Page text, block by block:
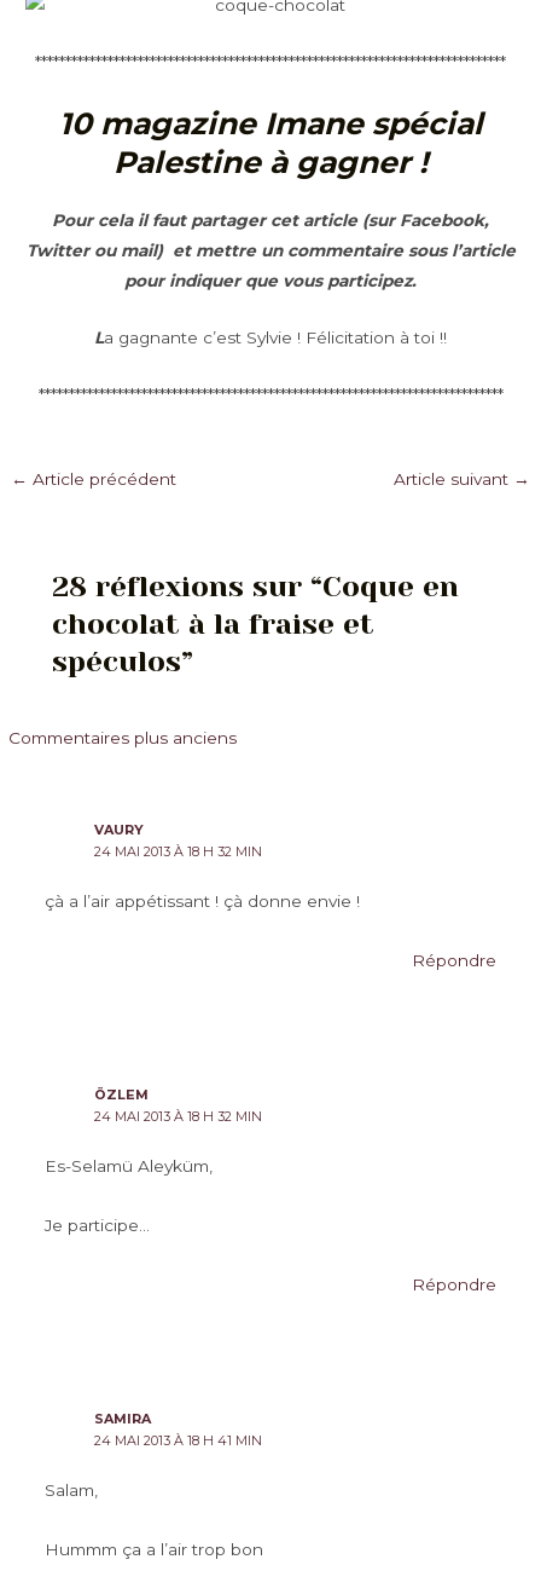
******************************************************************************
10 magazine Imane spécial
Palestine à gagner !
Pour cela il faut partager cet article (sur Facebook,
Twitter ou mail) et mettre un commentaire sous l’article
pour indiquer que vous participez.
La gagnante c’est Sylvie ! Félicitation à toi !!
*****************************************************************************
Navigation
← Article précédent Article suivant →
28 réflexions sur “Coque en
chocolat à la fraise et
spéculos”
Commentaires
Commentaires plus anciens
VAURY
24 MAI 2013 À 18 H 32 MIN
çà a l’air appétissant ! çà donne envie !
Répondre
ÖZLEM
24 MAI 2013 À 18 H 32 MIN
Es-Selamü Aleyküm,
Je participe…
Répondre
SAMIRA
24 MAI 2013 À 18 H 41 MIN
Salam,
Hummm ça a l’air trop bon